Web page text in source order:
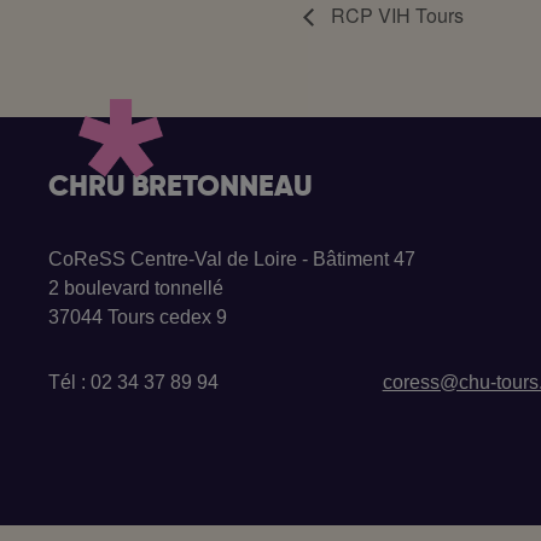
RCP VIH Tours
CHRU BRETONNEAU
CoReSS Centre-Val de Loire - Bâtiment 47
2 boulevard tonnellé
37044 Tours cedex 9
Tél : 02 34 37 89 94 coress@chu-